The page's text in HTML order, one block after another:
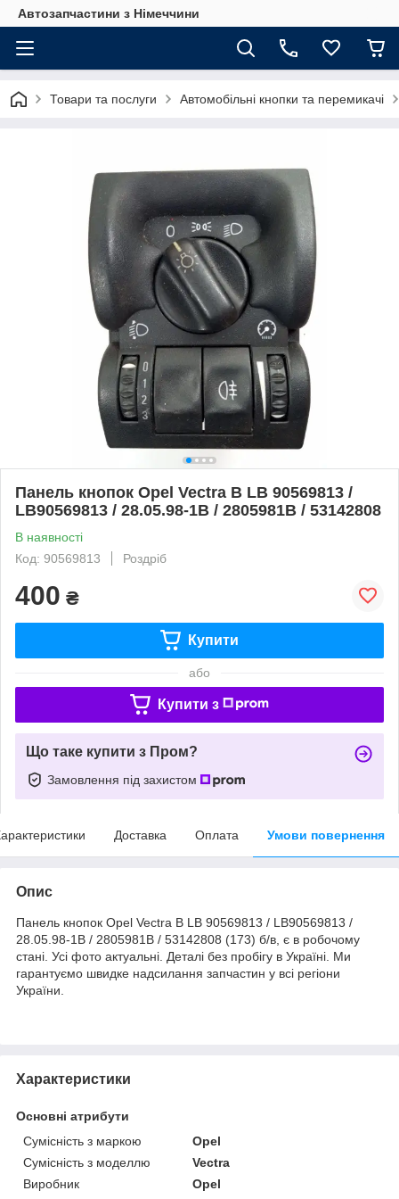
Автозапчастини з Німеччини
Товари та послуги Автомобільні кнопки та перемикачі
Панель кнопок Opel Vectra B LB 90569813 /
LB90569813 / 28.05.98-1B / 2805981B / 53142808
В наявності
Код: 90569813
Роздріб
400 ₴
Купити
або
Купити з
Що таке купити з Пром?
Замовлення під захистом
Доставка Оплата Умови повернення
Опис
Панель кнопок Opel Vectra B LB 90569813 / LB90569813 /
28.05.98-1B / 2805981B / 53142808 (173) б/в, є в робочому
стані. Усі фото актуальні. Деталі без пробігу в Україні. Ми
гарантуємо швидке надсилання запчастин у всі регіони
України.
Характеристики
Основні атрибути
Сумісність з маркою
Opel
Сумісність з моделлю
Vectra
Виробник
Opel